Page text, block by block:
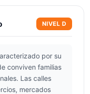
NIVEL D
por su
conviven familias
Las calles
mercados